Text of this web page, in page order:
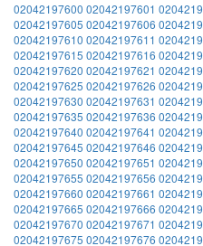
02042197600 02042197601
02042197605 02042197606
02042197610 02042197611
02042197615 02042197616
02042197620 02042197621
02042197625 02042197626
02042197630 02042197631
02042197635 02042197636
02042197640 02042197641
02042197645 02042197646
02042197650 02042197651
02042197655 02042197656
02042197660 02042197661
02042197665 02042197666
02042197670 02042197671
02042197675 02042197676